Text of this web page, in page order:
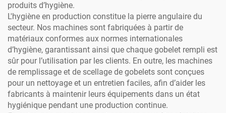
produits d’hygiène.
L'hygiène en production constitue la pierre angulaire du
secteur. Nos machines sont fabriquées à partir de
matériaux conformes aux normes internationales
d’hygiène, garantissant ainsi que chaque gobelet rempli est
sûr pour l’utilisation par les clients. En outre, les machines
de remplissage et de scellage de gobelets sont conçues
pour un nettoyage et un entretien faciles, afin d’aider les
fabricants à maintenir leurs équipements dans un état
hygiénique pendant une production continue.